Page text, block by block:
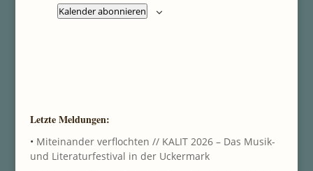
Kalender abonnieren
Letzte Meldungen:
• Miteinander verflochten // KALIT 2026 – Das Musik-
und Literaturfestival in der Uckermark